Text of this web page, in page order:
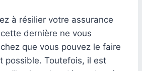
à résilier votre assurance
dernière ne vous
que vous pouvez le faire
possible. Toutefois, il est